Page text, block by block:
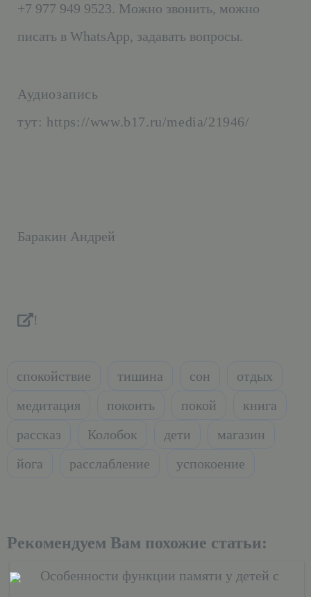
+7 977 949 9523. Можно звонить, можно
писать в WhatsApp, задавать вопросы.
Аудиозапись
тут: https://www.b17.ru/media/21946/
Баракин Андрей
!
спокойствие тишина сон
отдых
медитация
покоить покой
книга
рассказ
Колобок дети
магазин
йога
расслабление успокоение
Рекомендуем Вам похожие статьи:
Особенности функции памяти у детей с